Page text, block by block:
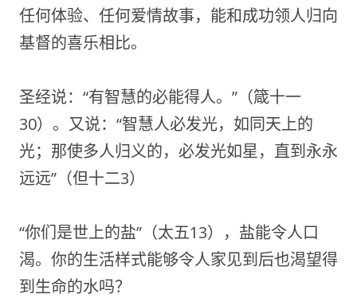
任何体验、任何爱情故事，能和成功领人归向
基督的喜乐相比。
圣经说：“有智慧的必能得人。”（箴十一
30）。又说：“智慧人必发光，如同天上的
光；那使多人归义的，必发光如星，直到永永
远远”（但十二3）
“你们是世上的盐”（太五13），盐能令人口
渴。你的生活样式能够令人家见到后也渴望得
到生命的水吗？